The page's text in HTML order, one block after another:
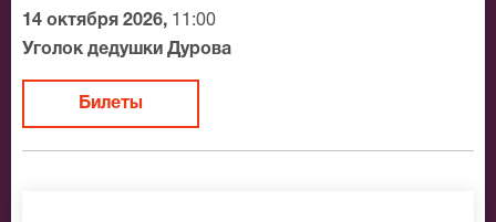
14 октября 2026, 11:00
Уголок дедушки Дурова
Билеты